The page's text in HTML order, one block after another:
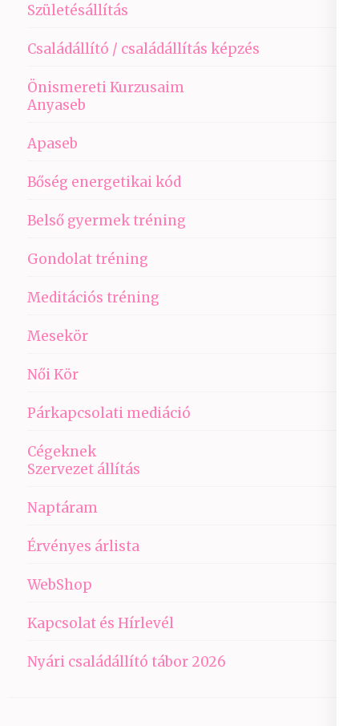
Születésállítás
Családállító / családállítás képzés
Önismereti Kurzusaim
Anyaseb
Apaseb
Bőség energetikai kód
Belső gyermek tréning
Gondolat tréning
Meditációs tréning
Mesekör
Női Kör
Párkapcsolati mediáció
Cégeknek
Szervezet állítás
Naptáram
Érvényes árlista
WebShop
Kapcsolat és Hírlevél
Nyári családállító tábor 2026